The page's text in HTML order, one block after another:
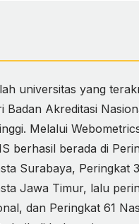
universitas yang
Badan Akreditasi
Melalui
berhasil berada di
Surabaya, Peringkat 3
Jawa Timur, lalu
dan Peringkat 61